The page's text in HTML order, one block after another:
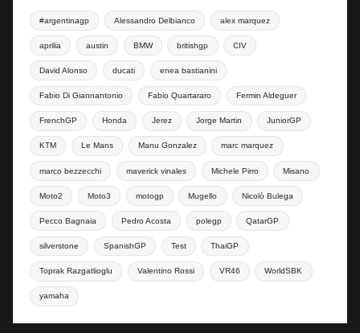
#argentinagp Alessandro Delbianco alex marquez
aprilia austin BMW britishgp CIV
David Alonso ducati enea bastianini
Fabio Di Giannantonio Fabio Quartararo Fermin Aldeguer
FrenchGP Honda Jerez Jorge Martin JuniorGP
KTM Le Mans Manu Gonzalez marc marquez
marco bezzecchi maverick vinales Michele Pirro Misano
Moto2 Moto3 motogp Mugello Nicolò Bulega
Pecco Bagnaia Pedro Acosta polegp QatarGP
silverstone SpanishGP Test ThaiGP
Toprak Razgatlioglu Valentino Rossi VR46 WorldSBK
yamaha